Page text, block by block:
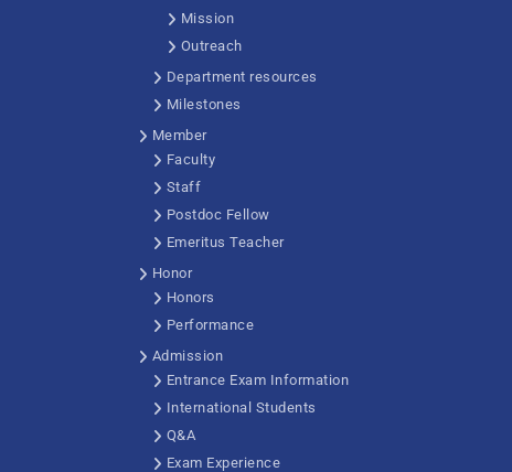
Mission
Outreach
Department resources
Milestones
Member
Faculty
Staff
Postdoc Fellow
Emeritus Teacher
Honor
Honors
Performance
Admission
Entrance Exam Information
International Students
Q&A
Exam Experience